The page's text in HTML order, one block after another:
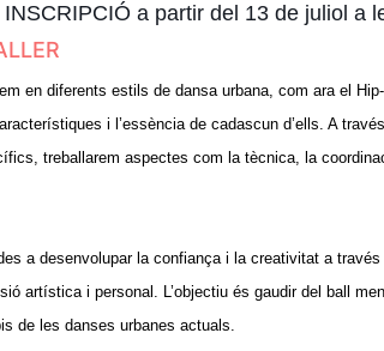
INSCRIPCIÓ a partir del 13 de juliol a
en diferents estils de dansa urbana, com ara el
i l’essència de cadascun d’ells. A
treballarem aspectes com la tècnica, la
a desenvolupar la confiança i la creativitat a
artística i personal. L’objectiu és gaudir del ball
de les danses urbanes actuals.